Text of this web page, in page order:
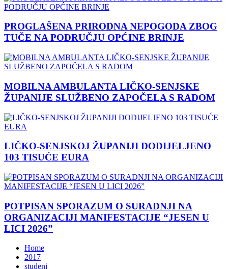
PROGLAŠENA PRIRODNA NEPOGODA ZBOG
TUČE NA PODRUČJU OPĆINE BRINJE
MOBILNA AMBULANTA LIČKO-SENJSKE
ŽUPANIJE SLUŽBENO ZAPOČELA S RADOM
LIČKO-SENJSKOJ ŽUPANIJI DODIJELJENO
103 TISUĆE EURA
POTPISAN SPORAZUM O SURADNJI NA
ORGANIZACIJI MANIFESTACIJE “JESEN U
LICI 2026”
Home
2017
studeni